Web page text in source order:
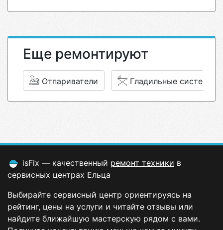
Еще ремонтируют
Отпариватели Гладильные системы
isFix — качественный ремонт техники в
сервисных центрах Ельца
Выбирайте сервисный центр ориентируясь на
рейтинг, цены на услуги и читайте отзывы или
найдите ближайшую мастерскую рядом с вами.